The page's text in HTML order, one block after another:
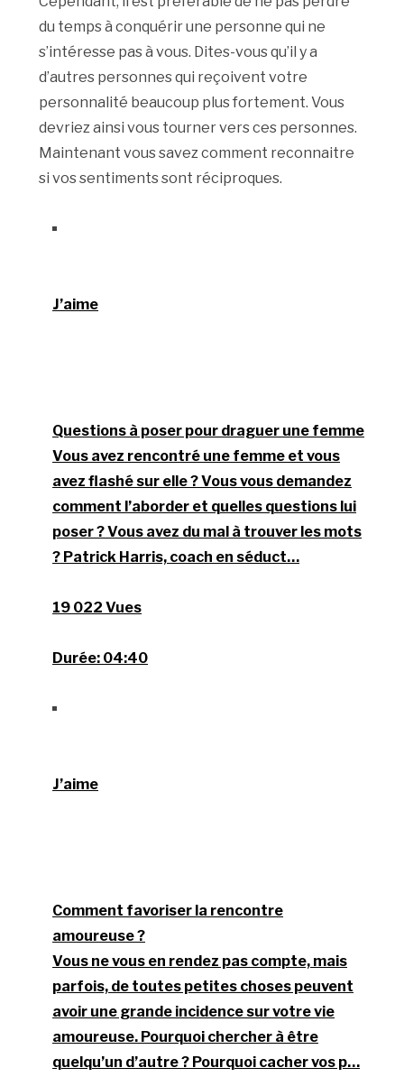
du temps à conquérir une personne qui ne
s’intéresse pas à vous. Dites-vous qu’il y a
d’autres personnes qui reçoivent votre
personnalité beaucoup plus fortement. Vous
devriez ainsi vous tourner vers ces personnes.
Maintenant vous savez comment reconnaitre
si vos sentiments sont réciproques.
J’aime
Questions à poser pour draguer une femme
Vous avez rencontré une femme et vous
avez flashé sur elle ? Vous vous demandez
comment l’aborder et quelles questions lui
poser ? Vous avez du mal à trouver les mots
? Patrick Harris, coach en séduct…
19 022 Vues
Durée: 04:40
J’aime
Comment favoriser la rencontre
amoureuse ?
Vous ne vous en rendez pas compte, mais
parfois, de toutes petites choses peuvent
avoir une grande incidence sur votre vie
amoureuse. Pourquoi chercher à être
quelqu’un d’autre ? Pourquoi cacher vos p…